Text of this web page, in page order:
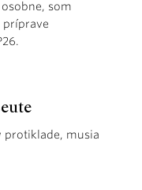
som
protiklade, musia